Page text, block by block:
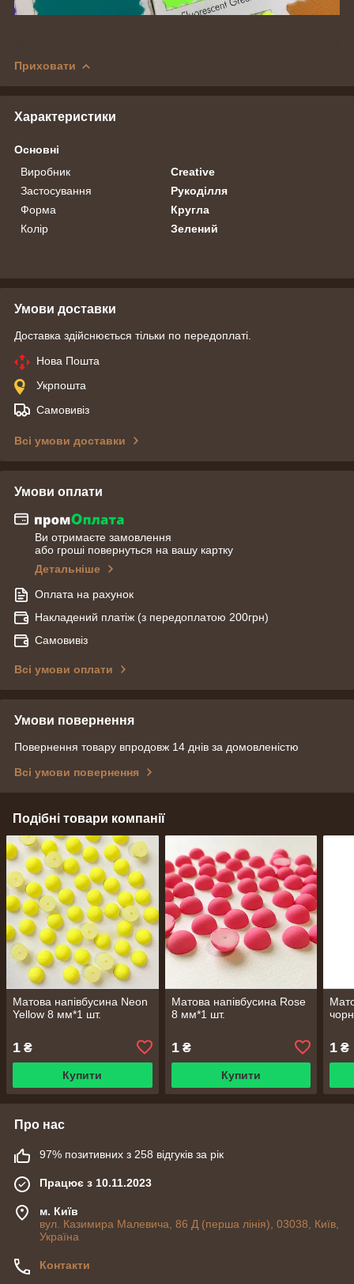
Приховати
Характеристики
Основні
Виробник
Creative
Застосування
Рукоділля
Форма
Кругла
Колір
Зелений
Умови доставки
Доставка здійснюється тільки по передоплаті.
Нова Пошта
Укрпошта
Самовивіз
Всі умови доставки
Умови оплати
Ви отримаєте замовлення
або гроші повернуться на вашу картку
Детальніше
Оплата на рахунок
Накладений платіж (з передоплатою 200грн)
Самовивіз
Всі умови оплати
Умови повернення
Повернення товару впродовж 14 днів за домовленістю
Всі умови повернення
Подібні товари компанії
Матова напівбусина Neon
Yellow 8 мм*1 шт.
1 ₴
Купити
Матова напівбусина Rose
8 мм*1 шт.
1₴
Купити
1 ₴
Про нас
97% позитивних з 258 відгуків за рік
Працює з 10.11.2023
м. Київ
вул. Казимира Малевича, 86 Д (перша лінія), 03038, Київ,
Україна
Контакти